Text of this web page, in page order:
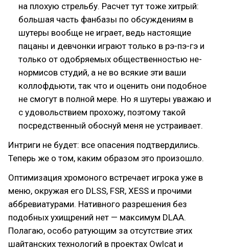
на плохую стрельбу. Расчет тут тоже хитрый:
большая часть фанбазы по обсуждениям в
шутеры вообще не играет, ведь настоящие
пацаны и девчонки играют только в рэ-пэ-гэ и
только от одобряемых общественностью не-
нормисов студий, а не во всякие эти ваши
коллофдьюти, так что и оценить они подобное
не смогут в полной мере. Но я шутеры уважаю и
с удовольствием прохожу, поэтому такой
посредственный обоснуй меня не устраивает.
Интриги не будет: все опасения подтвердились.
Теперь же о том, каким образом это произошло.
Оптимизация хромоного встречает игрока уже в
меню, окружая его DLSS, FSR, XESS и прочими
аббревиатурами. Нативного разрешения без
подобных ухищрений нет — максимум DLAA.
Полагаю, особо ратующим за отсутствие этих
шайтанских технологий в проектах Owlcat и